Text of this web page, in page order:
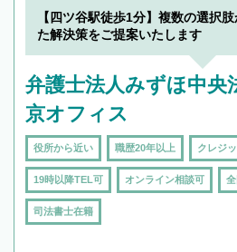
でフィーリングも重
で複数の弁護士と会
【四ツ谷駅徒歩1分】複数の選択
た解決策をご提案いたします
弁護士法人みずほ中
京オフィス
役所から近い 職歴20年以上 クレジ
19時以降TEL可 オンライン相談可
司法書士在籍